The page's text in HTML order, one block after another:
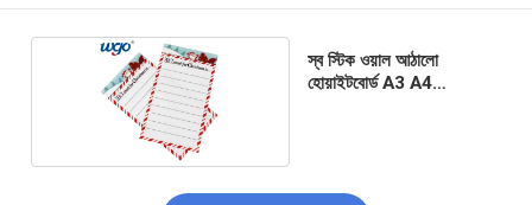
স্ব স্টিক ওয়াল আঠালো
হোয়াইটবোর্ড A3 A4